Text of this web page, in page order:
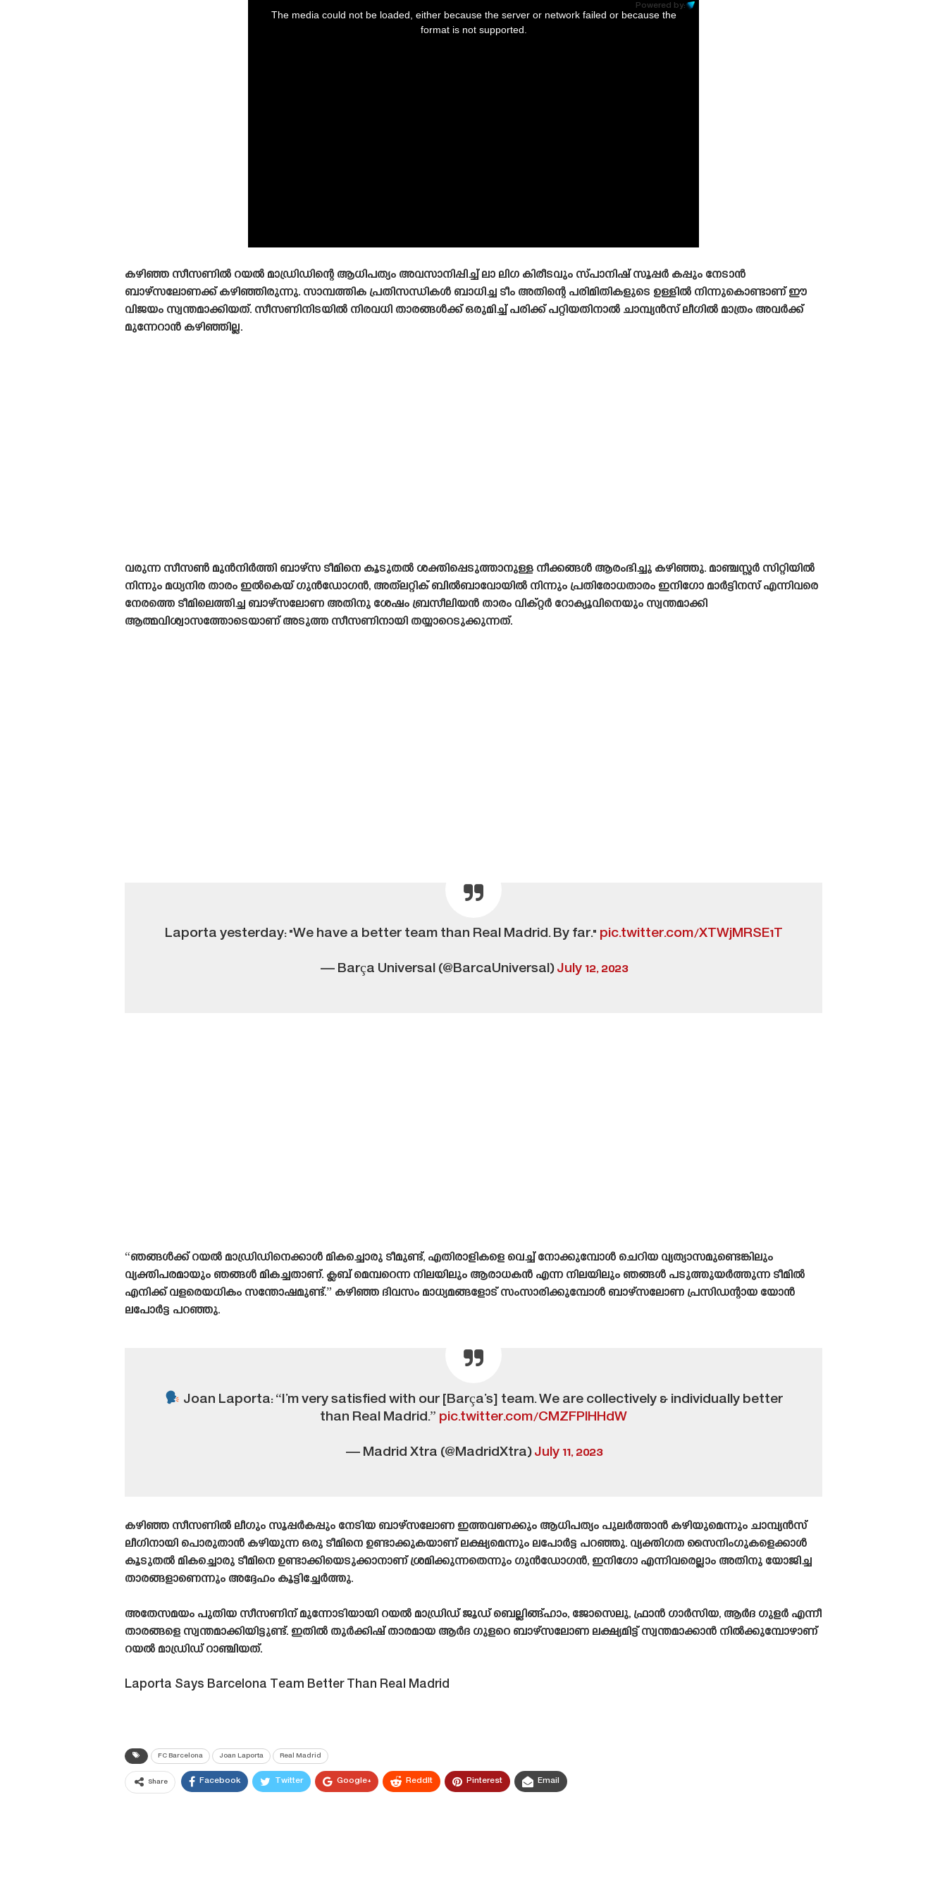
Powered by:
The media could not be loaded, either because the server or network failed or because the
format is not supported.
കഴിഞ്ഞ സീസണിൽ റയൽ മാഡ്രിഡിന്റെ ആധിപത്യം അവസാനിപ്പിച്ച് ലാ ലിഗ കിരീടവും സ്‌പാനിഷ്‌ സൂപ്പർ കപ്പും നേടാൻ
ബാഴ്‌സലോണക്ക് കഴിഞ്ഞിരുന്നു. സാമ്പത്തിക പ്രതിസന്ധികൾ ബാധിച്ച ടീം അതിന്റെ പരിമിതികളുടെ ഉള്ളിൽ നിന്നുകൊണ്ടാണ് ഈ
വിജയം സ്വന്തമാക്കിയത്. സീസണിനിടയിൽ നിരവധി താരങ്ങൾക്ക് ഒരുമിച്ച് പരിക്ക് പറ്റിയതിനാൽ ചാമ്പ്യൻസ് ലീഗിൽ മാത്രം അവർക്ക്
മുന്നേറാൻ കഴിഞ്ഞില്ല.
വരുന്ന സീസൺ മുൻനിർത്തി ബാഴ്‌സ ടീമിനെ കൂടുതൽ ശക്തിപ്പെടുത്താനുള്ള നീക്കങ്ങൾ ആരംഭിച്ചു കഴിഞ്ഞു. മാഞ്ചസ്റ്റർ സിറ്റിയിൽ
നിന്നും മധ്യനിര താരം ഇൽകെയ് ഗുൻഡോഗൻ, അത്‌ലറ്റിക് ബിൽബാവോയിൽ നിന്നും പ്രതിരോധതാരം ഇനിഗോ മാർട്ടിനസ് എന്നിവരെ
നേരത്തെ ടീമിലെത്തിച്ച ബാഴ്‌സലോണ അതിനു ശേഷം ബ്രസീലിയൻ താരം വിക്റ്റർ റോക്യൂവിനെയും സ്വന്തമാക്കി
ആത്മവിശ്വാസത്തോടെയാണ് അടുത്ത സീസണിനായി തയ്യാറെടുക്കുന്നത്.
Laporta yesterday: "We have a better team than Real Madrid. By far." pic.twitter.com/XTWjMRSE1T
— Barça Universal (@BarcaUniversal)July 12, 2023
“ഞങ്ങൾക്ക് റയൽ മാഡ്രിഡിനെക്കാൾ മികച്ചൊരു ടീമുണ്ട്, എതിരാളികളെ വെച്ച് നോക്കുമ്പോൾ ചെറിയ വ്യത്യാസമുണ്ടെങ്കിലും
വ്യക്തിപരമായും ഞങ്ങൾ മികച്ചതാണ്. ക്ലബ് മെമ്പറെന്ന നിലയിലും ആരാധകൻ എന്ന നിലയിലും ഞങ്ങൾ പടുത്തുയർത്തുന്ന ടീമിൽ
എനിക്ക് വളരെയധികം സന്തോഷമുണ്ട്.” കഴിഞ്ഞ ദിവസം മാധ്യമങ്ങളോട് സംസാരിക്കുമ്പോൾ ബാഴ്‌സലോണ പ്രസിഡന്റായ യോൻ
ലപോർട്ട പറഞ്ഞു.
Joan Laporta: “I’m very satisfied with our [Barça’s] team. We are collectively & individually better
than Real Madrid.” pic.twitter.com/CMZFPlHHdW
— Madrid Xtra (@MadridXtra)July 11, 2023
കഴിഞ്ഞ സീസണിൽ ലീഗും സൂപ്പർകപ്പും നേടിയ ബാഴ്‌സലോണ ഇത്തവണക്കും ആധിപത്യം പുലർത്താൻ കഴിയുമെന്നും ചാമ്പ്യൻസ്
ലീഗിനായി പൊരുതാൻ കഴിയുന്ന ഒരു ടീമിനെ ഉണ്ടാക്കുകയാണ് ലക്ഷ്യമെന്നും ലപോർട്ട പറഞ്ഞു. വ്യക്തിഗത സൈനിംഗുകളെക്കാൾ
കൂടുതൽ മികച്ചൊരു ടീമിനെ ഉണ്ടാക്കിയെടുക്കാനാണ് ശ്രമിക്കുന്നതെന്നും ഗുൻഡോഗൻ, ഇനിഗോ എന്നിവരെല്ലാം അതിനു യോജിച്ച
താരങ്ങളാണെന്നും അദ്ദേഹം കൂട്ടിച്ചേർത്തു.
അതേസമയം പുതിയ സീസണിന് മുന്നോടിയായി റയൽ മാഡ്രിഡ് ജൂഡ് ബെല്ലിങ്ങ്ഹാം, ജോസെലു, ഫ്രാൻ ഗാർസിയ, ആർദ ഗുളർ എന്നീ
താരങ്ങളെ സ്വന്തമാക്കിയിട്ടുണ്ട്. ഇതിൽ തുർക്കിഷ് താരമായ ആർദ ഗുളറെ ബാഴ്‌സലോണ ലക്ഷ്യമിട്ട് സ്വന്തമാക്കാൻ നിൽക്കുമ്പോഴാണ്
റയൽ മാഡ്രിഡ് റാഞ്ചിയത്.
Laporta Says Barcelona Team Better Than Real Madrid
FC Barcelona Joan Laporta Real Madrid
Share Facebook Twitter Google+ ReddIt Pinterest Email